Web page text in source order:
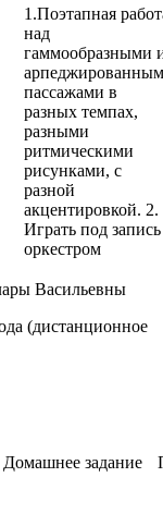
1.Поэтапная
над
гаммообразными
пассажами в
разных темпах,
разными
ритмическими
рисунками, с
разной
акцентировкой. 2.
Играть под запись
оркестром
Васильевны
(дистанционное
Домашнее задание